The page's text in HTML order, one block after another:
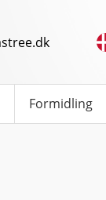
Formidling